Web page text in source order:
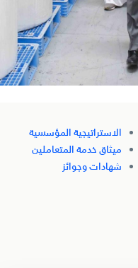
الاستراتيجية المؤسسية
ميثاق خدمة المتعاملين
شهادات وجوائز